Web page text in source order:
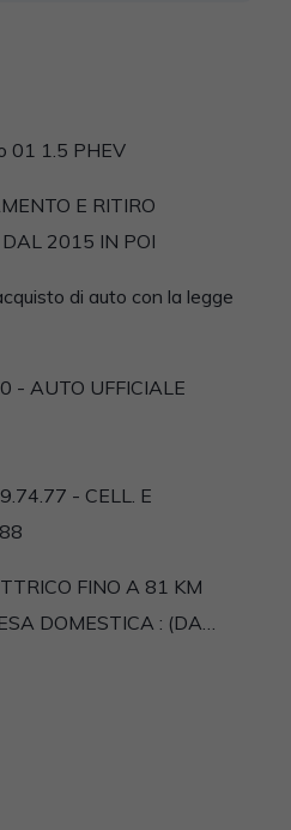
01 1.5 PHEV
E RITIRO
2015 IN POI
di auto con la legge
- AUTO UFFICIALE
- CELL. E
FINO A 81 KM
DOMESTICA : (DA…